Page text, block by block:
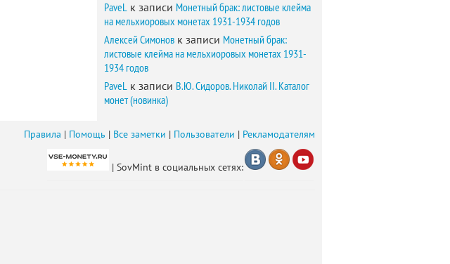
PaveL к записи Монетный брак: листовые клейма
на мельхиоровых монетах 1931-1934 годов
Алексей Симонов к записи Монетный брак:
листовые клейма на мельхиоровых монетах 1931-
1934 годов
PaveL к записи В.Ю. Сидоров. Николай II. Каталог
монет (новинка)
Правила | Помощь | Все заметки | Пользователи | Рекламодателям
| SovMint в социальных сетях: